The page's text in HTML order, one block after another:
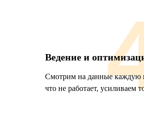
Ведение и
Смотрим на данные каждую
что не работает, усиливаем